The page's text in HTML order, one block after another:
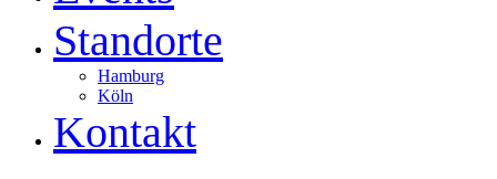
Standorte
Hamburg
Köln
Kontakt